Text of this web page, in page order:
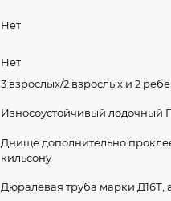
Нет
Нет
3 взрослых/2 взрослых и 2
Износоустойчивый лодочный
Днище дополнительно
кильсону
Дюралевая труба марки Д16Т,